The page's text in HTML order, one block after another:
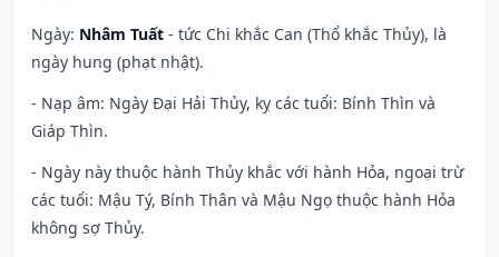
Ngày: Nhâm Tuất - tức Chi khắc Can (Thổ khắc Thủy), là
ngày hung (phạt nhật).
- Nạp âm: Ngày Đại Hải Thủy, kỵ các tuổi: Bính Thìn và
Giáp Thìn.
- Ngày này thuộc hành Thủy khắc với hành Hỏa, ngoại trừ
các tuổi: Mậu Tý, Bính Thân và Mậu Ngọ thuộc hành Hỏa
không sợ Thủy.